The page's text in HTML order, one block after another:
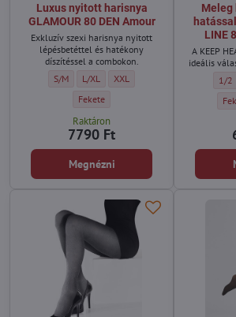
Luxus nyitott harisnya
GLAMOUR 80 DEN Amour
Exkluzív szexi harisnya nyitott
lépésbetéttel és hatékony
díszítéssel a combokon.
Luxus nyitott harisnya GLAMOUR 80 DEN
S/M Luxus nyitott harisnya GLAMOUR 80
L/XL Luxus nyitott harisnya
XXL
Luxus nyitott harisnya GLAMOUR 80
Fekete
Raktáron
7790 Ft
Megnézni
Meleg
LINE
A KEEP
ideális
1/2